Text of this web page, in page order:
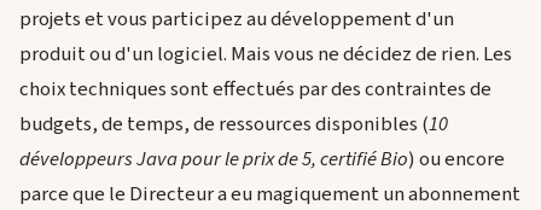
projets et vous participez au développement d'un
produit ou d'un logiciel. Mais vous ne décidez de rien. Les
choix techniques sont effectués par des contraintes de
budgets, de temps, de ressources disponibles (10
développeurs Java pour le prix de 5, certifié Bio) ou encore
parce que le Directeur a eu magiquement un abonnement